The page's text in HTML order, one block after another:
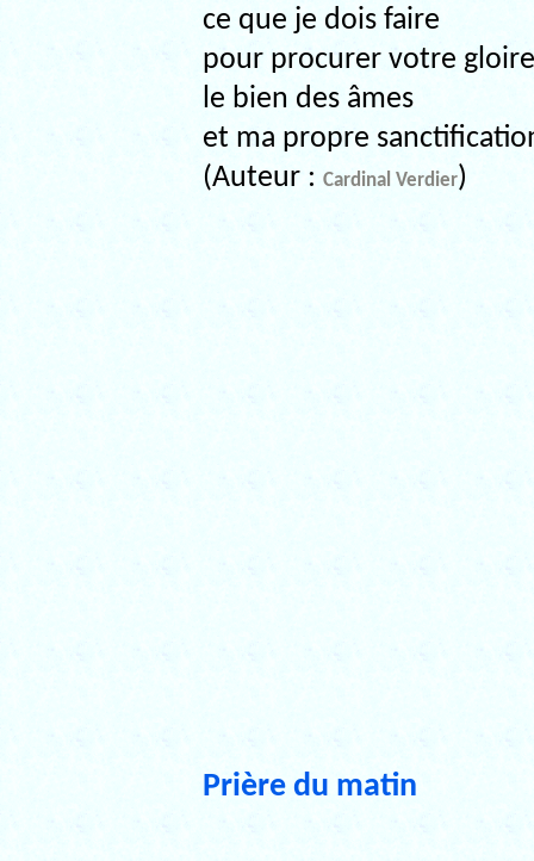
ce que je dois faire
pour procurer votre
le bien des âmes
et ma propre
(Auteur : Cardinal Verdier)
Prière du matin